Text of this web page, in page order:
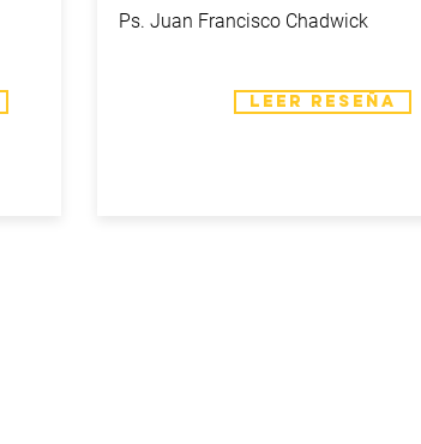
Ps. Juan Francisco Chadwick
LEER RESEÑA